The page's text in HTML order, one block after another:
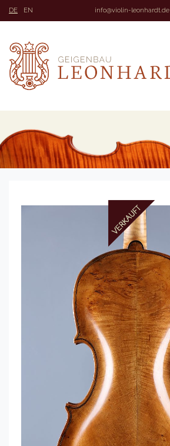
DE EN info@violin-leonhardt.de